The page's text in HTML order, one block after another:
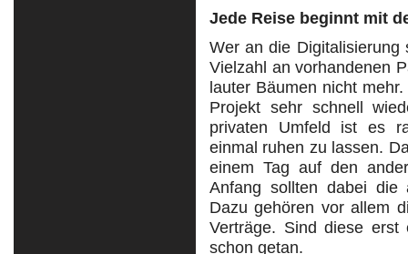
Jede Reise beginnt mit
Wer an die Digitalisierung
Vielzahl an vorhandenen
lauter Bäumen nicht
Projekt sehr schnell
privaten Umfeld ist es
einmal ruhen zu lassen.
einem Tag auf den
Anfang sollten dabei die
Dazu gehören vor allem
Verträge. Sind diese
schon getan.